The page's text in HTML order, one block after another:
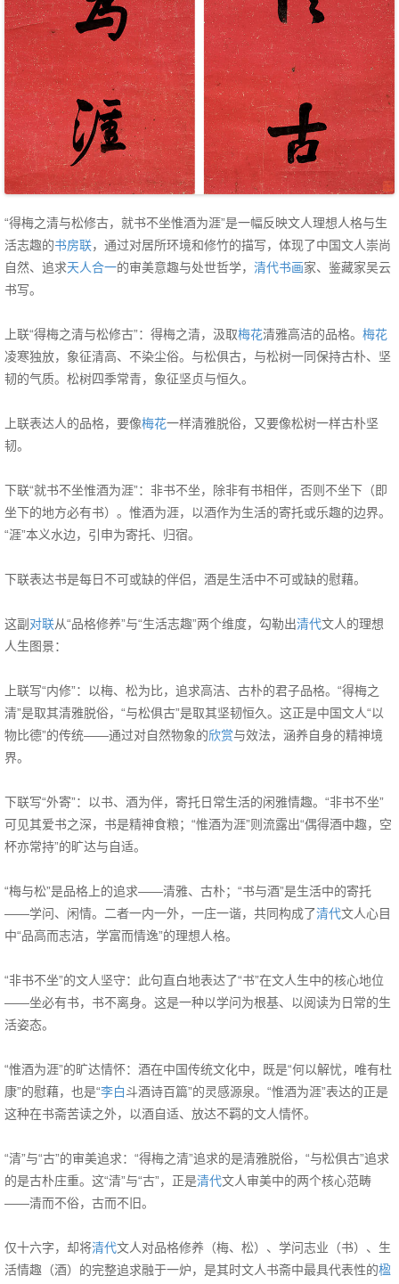
“得梅之清与松修古，就书不坐惟酒为涯”是一幅反映文人理想人格与生
活志趣的书房联，通过对居所环境和修竹的描写，体现了中国文人崇尚
自然、追求天人合一的审美意趣与处世哲学， 清代书画家、鉴藏家吴云
书写。
上联“得梅之清与松修古”：得梅之清，汲取梅花清雅高洁的品格。 梅花
凌寒独放，象征清高、不染尘俗。与松俱古，与松树一同保持古朴、坚
韧的气质。松树四季常青，象征坚贞与恒久。
上联表达人的品格，要像梅花一样清雅脱俗，又要像松树一样古朴坚
韧。
下联“就书不坐惟酒为涯”：非书不坐，除非有书相伴，否则不坐下（即
坐下的地方必有书）。惟酒为涯，以酒作为生活的寄托或乐趣的边界。
“涯”本义水边，引申为寄托、归宿。
下联表达书是每日不可或缺的伴侣，酒是生活中不可或缺的慰藉。
这副对联从“品格修养”与“生活志趣”两个维度，勾勒出清代文人的理想
人生图景：
上联写“内修”：以梅、松为比，追求高洁、古朴的君子品格。“得梅之
清”是取其清雅脱俗，“与松俱古”是取其坚韧恒久。这正是中国文人“以
物比德”的传统——通过对自然物象的欣赏与效法，涵养自身的精神境
界。
下联写“外寄”：以书、酒为伴，寄托日常生活的闲雅情趣。“非书不坐”
可见其爱书之深，书是精神食粮；“惟酒为涯”则流露出“偶得酒中趣，空
杯亦常持”的旷达与自适。
“梅与松”是品格上的追求——清雅、古朴；“书与酒”是生活中的寄托
——学问、闲情。二者一内一外，一庄一谐，共同构成了清代文人心目
中“品高而志洁，学富而情逸”的理想人格。
“非书不坐”的文人坚守：此句直白地表达了“书”在文人生中的核心地位
——坐必有书，书不离身。这是一种以学问为根基、以阅读为日常的生
活姿态。
“惟酒为涯”的旷达情怀：酒在中国传统文化中，既是“何以解忧，唯有杜
康”的慰藉，也是“李白斗酒诗百篇”的灵感源泉。“惟酒为涯”表达的正是
这种在书斋苦读之外，以酒自适、放达不羁的文人情怀。
“清”与“古”的审美追求：“得梅之清”追求的是清雅脱俗，“与松俱古”追求
的是古朴庄重。这“清”与“古”，正是清代文人审美中的两个核心范畴
——清而不俗，古而不旧。
仅十六字，却将清代文人对品格修养（梅、松）、学问志业（书）、生
活情趣（酒）的完整追求融于一炉，是其时文人书斋中最具代表性的楹